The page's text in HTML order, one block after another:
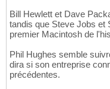
Bill Hewlett et Dave
tandis que Steve Jobs et
premier Macintosh de
Phil Hughes semble
dira si son entreprise
précédentes.